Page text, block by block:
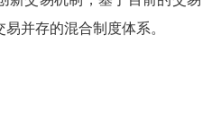
并存的混合制度体系。